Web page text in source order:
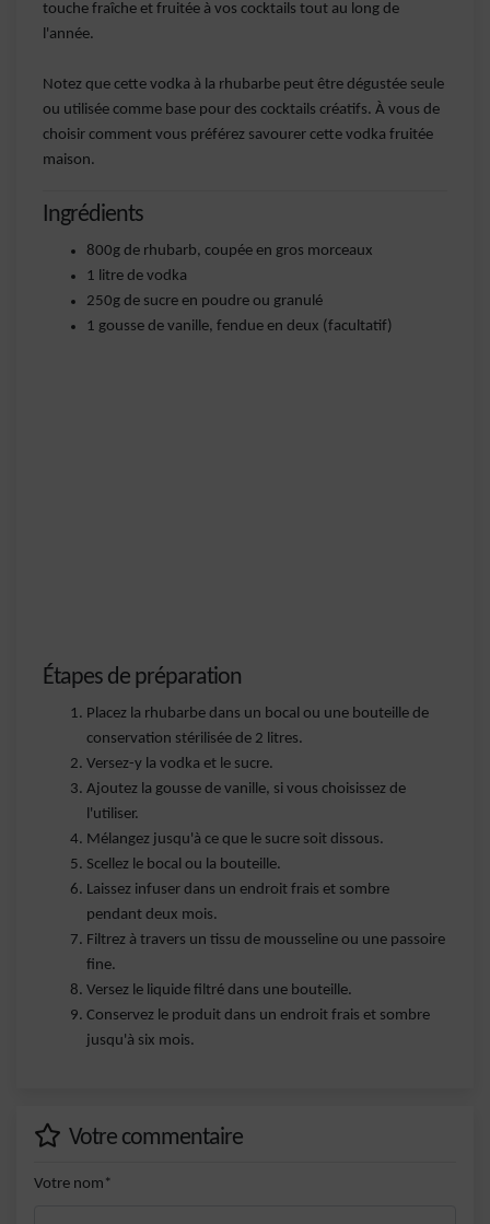
touche fraîche et fruitée à vos cocktails tout au long de
l'année.
Notez que cette vodka à la rhubarbe peut être dégustée seule
ou utilisée comme base pour des cocktails créatifs. À vous de
choisir comment vous préférez savourer cette vodka fruitée
maison.
Ingrédients
800g de rhubarb, coupée en gros morceaux
1 litre de vodka
250g de sucre en poudre ou granulé
1 gousse de vanille, fendue en deux (facultatif)
Étapes de préparation
Placez la rhubarbe dans un bocal ou une bouteille de
conservation stérilisée de 2 litres.
Versez-y la vodka et le sucre.
Ajoutez la gousse de vanille, si vous choisissez de
l'utiliser.
Mélangez jusqu'à ce que le sucre soit dissous.
Scellez le bocal ou la bouteille.
Laissez infuser dans un endroit frais et sombre
pendant deux mois.
Filtrez à travers un tissu de mousseline ou une passoire
fine.
Versez le liquide filtré dans une bouteille.
Conservez le produit dans un endroit frais et sombre
jusqu'à six mois.
Votre commentaire
Votre nom*